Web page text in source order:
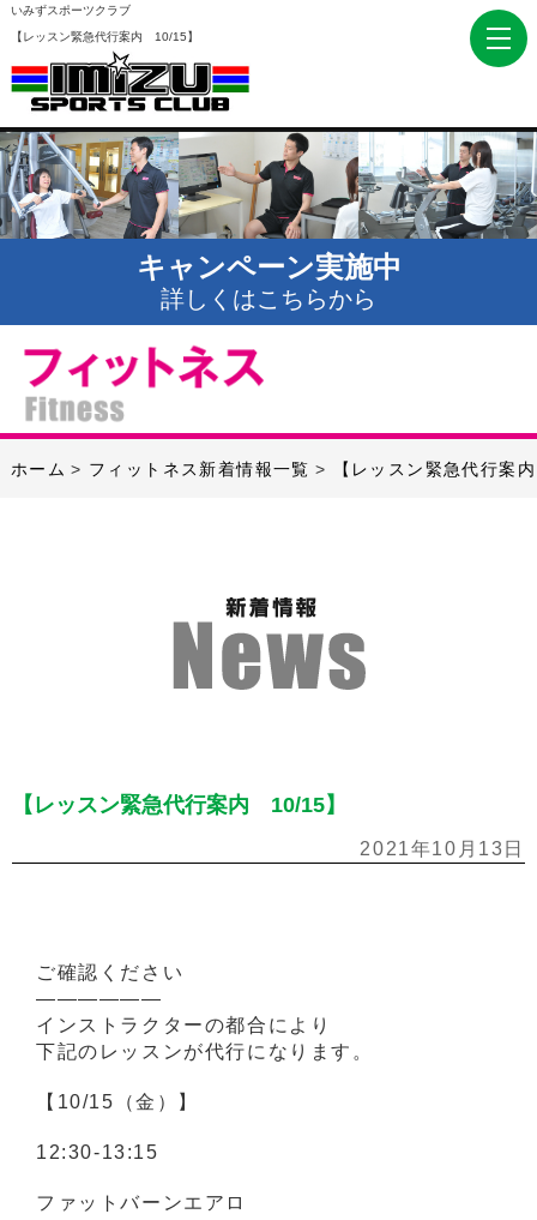
いみずスポーツクラブ
【レッスン緊急代行案内 10/15】
キャンペーン実施中
詳しくはこちらから
ホーム フィットネス新着情報一覧 【レッスン緊急代行
【レッスン緊急代行案内 10/15】
2021年10月13日
ご確認ください
——————
インストラクターの都合により
下記のレッスンが代行になります。
【10/15（金）】
12:30-13:15
ファットバーンエアロ